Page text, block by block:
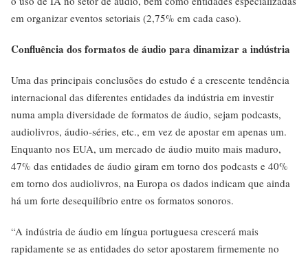
em organizar eventos setoriais (2,75% em cada caso).
Confluência dos formatos de áudio para dinamizar a indústria
Uma das principais conclusões do estudo é a crescente tendência
internacional das diferentes entidades da indústria em investir
numa ampla diversidade de formatos de áudio, sejam podcasts,
audiolivros, áudio-séries, etc., em vez de apostar em apenas um.
Enquanto nos EUA, um mercado de áudio muito mais maduro,
47% das entidades de áudio giram em torno dos podcasts e 40%
em torno dos audiolivros, na Europa os dados indicam que ainda
há um forte desequilíbrio entre os formatos sonoros.
“A indústria de áudio em língua portuguesa crescerá mais
rapidamente se as entidades do setor apostarem firmemente no